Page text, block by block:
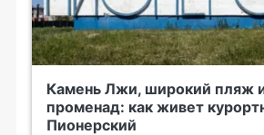
Камень Лжи, широкий пляж
променад: как живет
Пионерский